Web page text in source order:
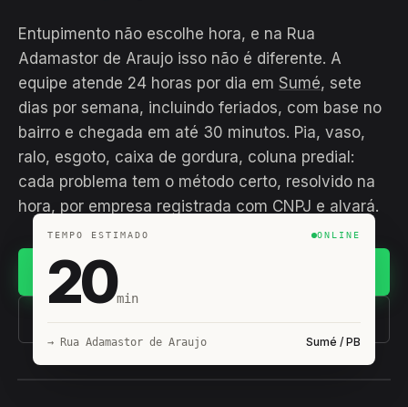
Entupimento não escolhe hora, e na Rua
Adamastor de Araujo isso não é diferente. A
equipe atende 24 horas por dia em Sumé, sete
dias por semana, incluindo feriados, com base no
bairro e chegada em até 30 minutos. Pia, vaso,
ralo, esgoto, caixa de gordura, coluna predial:
cada problema tem o método certo, resolvido na
hora, por empresa registrada com CNPJ e alvará.
(11) 93407-8838
TEMPO ESTIMADO ONLINE
20min
→ Rua Adamastor de Araujo Sumé / PB